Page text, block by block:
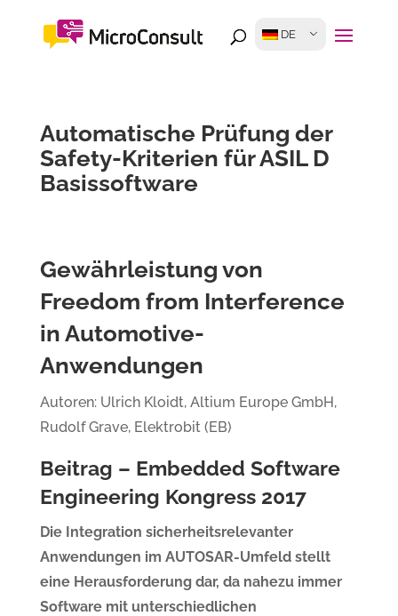
DE
Automatische Prüfung der
Safety-Kriterien für ASIL D
Basissoftware
Gewährleistung von
Freedom from Interference
in Automotive-
Anwendungen
Autoren: Ulrich Kloidt, Altium Europe GmbH,
Rudolf Grave, Elektrobit (EB)
Beitrag – Embedded Software
Engineering Kongress 2017
Die Integration sicherheitsrelevanter
Anwendungen im AUTOSAR-Umfeld stellt
eine Herausforderung dar, da nahezu immer
Software mit unterschiedlichen